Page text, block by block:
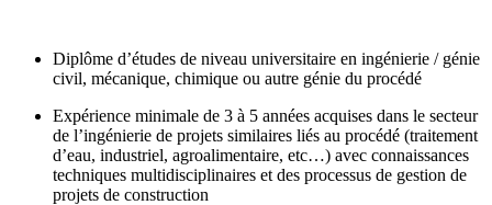
Diplôme d’études de niveau universitaire en ingénierie / génie
civil, mécanique, chimique ou autre génie du procédé
Expérience minimale de 3 à 5 années acquises dans le secteur
de l’ingénierie de projets similaires liés au procédé (traitement
d’eau, industriel, agroalimentaire, etc…) avec connaissances
techniques multidisciplinaires et des processus de gestion de
projets de construction